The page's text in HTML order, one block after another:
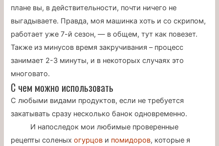
плане вы, в действительности, почти ничего не
выгадываете. Правда, моя машинка хоть и со скрипом,
работает уже 7-й сезон, — в общем, тут как повезет.
Также из минусов время закручивания – процесс
занимает 2-3 минуты, и в некоторых случаях это
многовато.
С чем можно использовать
С любыми видами продуктов, если не требуется
закатывать сразу несколько банок одновременно.
И напоследок мои любимые проверенные
рецепты соленыхогурцов и помидоров, которые я